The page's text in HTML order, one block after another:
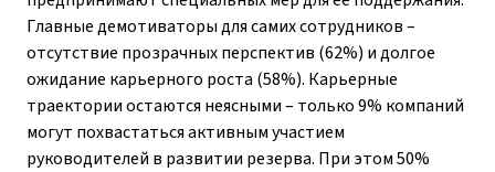
Главные демотиваторы для самих сотрудников –
отсутствие прозрачных перспектив (62%) и долгое
ожидание карьерного роста (58%). Карьерные
траектории остаются неясными – только 9% компаний
могут похвастаться активным участием
руководителей в развитии резерва. При этом 50%